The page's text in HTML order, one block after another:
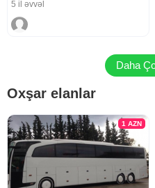
5 il əvvəl
Daha
Oxşar elanlar
1AZN